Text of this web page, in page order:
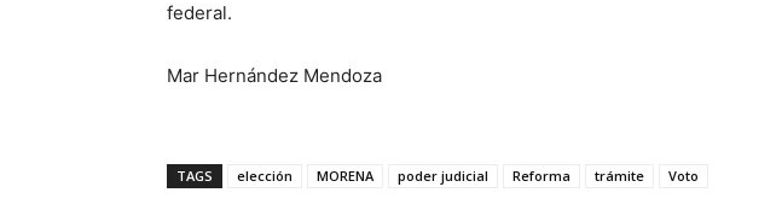
federal.
Mar Hernández Mendoza
TAGS elección MORENA poder judicial Reforma trámite Voto